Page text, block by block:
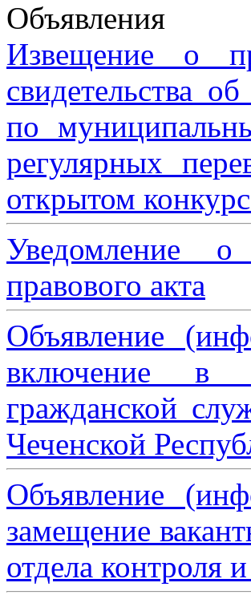
Объявления
Извещение о
свидетельства
по
регулярных
открытом
Уведомление о
правового акта
Объявление
включение в
гражданской
Чеченской
Объявление
замещение
отдела контроля